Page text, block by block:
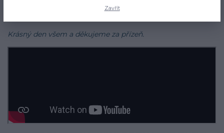
Krásný den všem a děkujeme za přízeň.
Zavřít